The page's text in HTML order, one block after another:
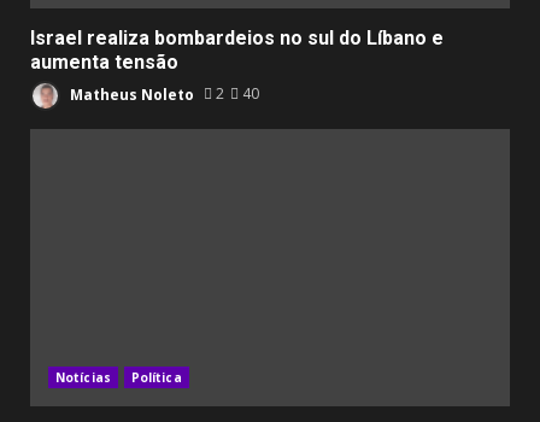
Israel realiza bombardeios no sul do Líbano e
aumenta tensão
Matheus Noleto 2 40
Notícias Política